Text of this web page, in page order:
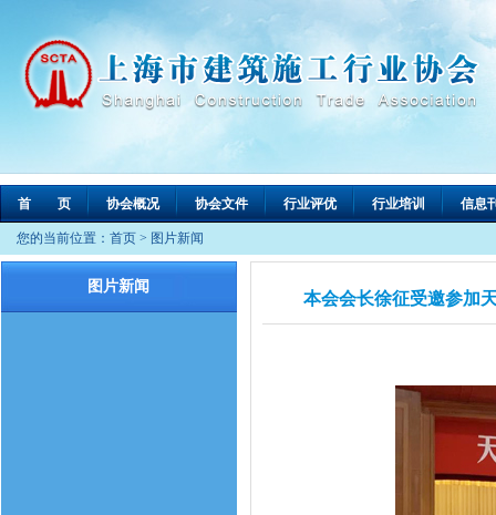
首 页 协会概况 协会文件 行业评优 行业培训 信息
您的当前位置： 首页 > 图片新闻
图片新闻
本会会长徐征受邀参加